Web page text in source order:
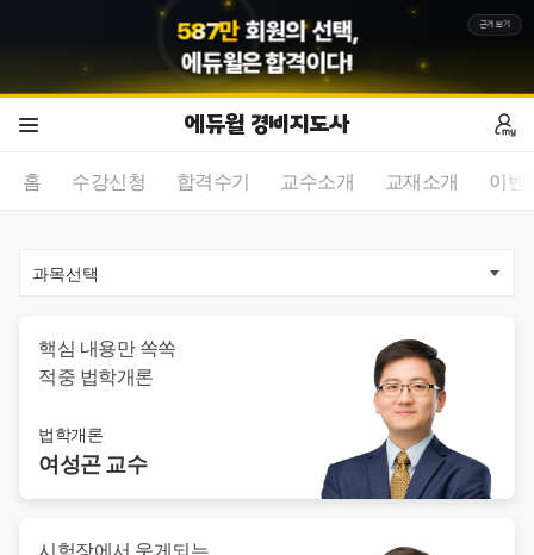
587만 회원의 선택,
에듀윌은 합격이다!
근거보기
에듀윌 경비지도사
홈 수강신청 합격수기 교수소개 교재소개 이벤
2 /
핵심 내용만 쏙쏙
적중 법학개론
법학개론
여성곤교수